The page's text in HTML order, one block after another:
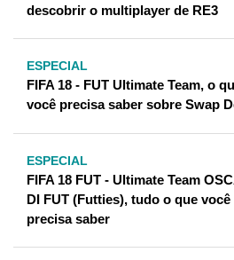
descobrir o multiplayer de RE3
ESPECIAL
FIFA 18 - FUT Ultimate Team, o
você precisa saber sobre Swap
ESPECIAL
FIFA 18 FUT - Ultimate Team
DI FUT (Futties), tudo o que você
precisa saber